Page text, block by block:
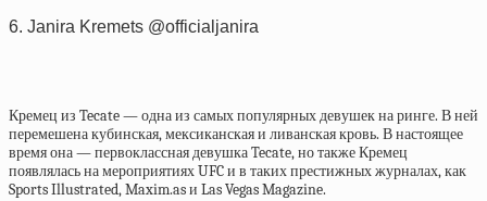
6. Janira Kremets @officialjanira
Кремец из Tecate — одна из самых популярных девушек на ринге. В ней
перемешена кубинская, мексиканская и ливанская кровь. В настоящее
время она — первоклассная девушка Tecate, но также Кремец
появлялась на мероприятиях UFC и в таких престижных журналах, как
Sports Illustrated, Maxim.as и Las Vegas Magazine.